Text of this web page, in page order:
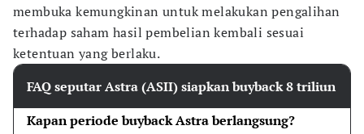
membuka kemungkinan untuk melakukan pengalihan
terhadap saham hasil pembelian kembali sesuai
ketentuan yang berlaku.
FAQ seputar Astra (ASII) siapkan buyback 8 triliun
Kapan periode buyback Astra berlangsung?